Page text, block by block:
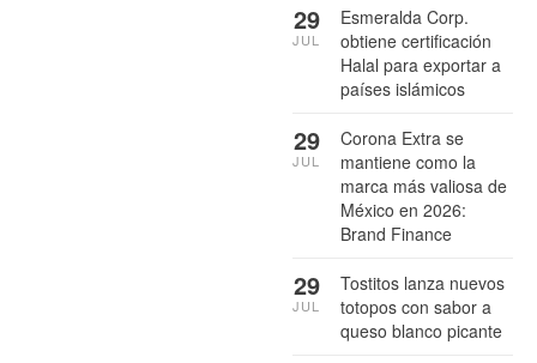
Esmeralda Corp.
obtiene certificación
Halal para exportar a
países islámicos
29
JUL
Corona Extra se
mantiene como la
marca más valiosa de
México en 2026:
Brand Finance
29
JUL
Tostitos lanza nuevos
totopos con sabor a
queso blanco picante
29
JUL